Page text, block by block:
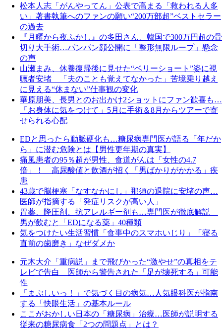
松本人志「がんやってん」公表で高まる「救われる人多
い」著書執筆へのファンの願い“200万部超”ベストセラー
の過去
『月曜から夜ふかし』の多田さん、韓国で300万円超の骨
切り大手術…パンパン顔公開に「整形無限ループ」懸念
の声
山瀬まみ、休養復帰後に見せた“ベリーショート”姿に視
聴者安堵 「夫のことも覚えてなかった」苦境乗り越え
に見える“休まない”仕事観の変化
華原朋美、長男とのお出かけ2ショットにファン歓喜も…
「お身体に気をつけて」5月に手術＆8月からツアーで寄
せられる心配
EDと思ったら動脈硬化も…糖尿病専門医が語る「年だか
ら」に潜む危険とは【男性更年期の真実】
痛風患者の95％超が男性、食道がんは「女性の4.7
倍」！ 高尿酸値と飲酒が招く「男ばかりがかかる」疾
患
43歳で脳梗塞「なすなかにし」那須の退院に安堵の声…
医師が指摘する「発症リスクが高い人」
胃薬、降圧剤、抗アレルギー剤も…専門医が徹底解説
男が飲むと「EDになる薬」40種類
気をつけたい生活習慣「食事中のスマホいじり」「寝る
直前の歯磨き」なぜダメか
元木大介「重病説」まで飛びかった“激やせ”の真相をテ
レビで告白 医師から警告された「足が壊死する」可能
性
「まぶしいっ！」で気づく目の病気…人気眼科医が指南
する「快眼生活」の基本ルール
ここがおかしい日本の「糖尿病」治療…医師が説明する
従来の糖尿病食「2つの問題点」とは？